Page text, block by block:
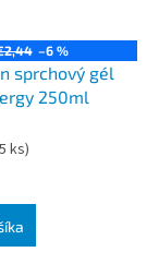
–6 %
sprchový gél
250ml
ks)